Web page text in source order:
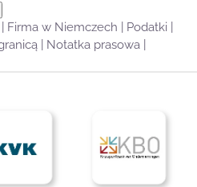
Firma w Niemczech Podatki
Notatka prasowa